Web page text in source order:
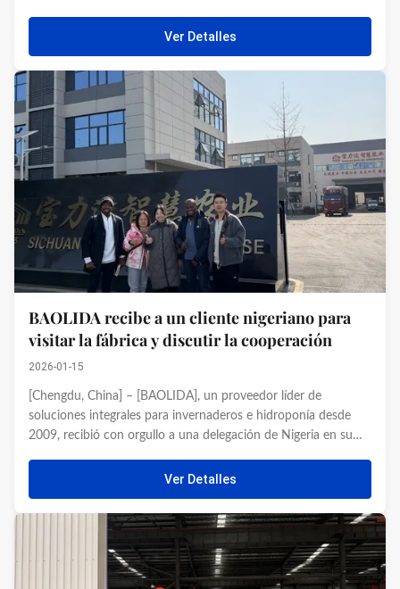
avanzada que permite un control ambiental preciso para
apoyar el ...
Ver Detalles
BAOLIDA recibe a un cliente nigeriano para
visitar la fábrica y discutir la cooperación
2026-01-15
[Chengdu, China] – [BAOLIDA], un proveedor líder de
soluciones integrales para invernaderos e hidroponía desde
2009, recibió con orgullo a una delegación de Nigeria en su
equipo nigeriano recorrió nuestro taller de producción de
última ...
Ver Detalles